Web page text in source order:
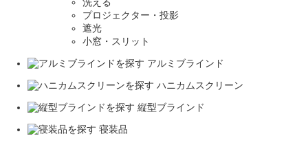
洗える
プロジェクター・投影
遮光
小窓・スリット
アルミブラインド
ハニカムスクリーン
縦型ブラインド
寝装品